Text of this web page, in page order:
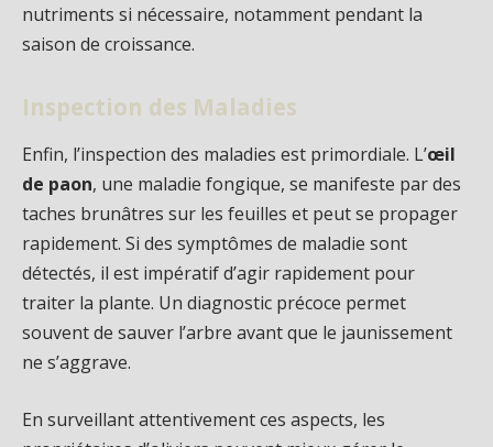
nutriments si nécessaire, notamment pendant la
saison de croissance.
Inspection des Maladies
Enfin, l’inspection des maladies est primordiale. L’œil
de paon, une maladie fongique, se manifeste par des
taches brunâtres sur les feuilles et peut se propager
rapidement. Si des symptômes de maladie sont
détectés, il est impératif d’agir rapidement pour
traiter la plante. Un diagnostic précoce permet
souvent de sauver l’arbre avant que le jaunissement
ne s’aggrave.
En surveillant attentivement ces aspects, les